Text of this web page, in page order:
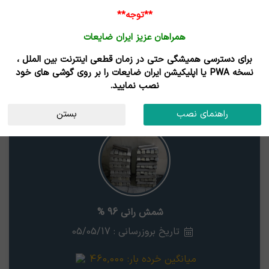
نتایج جستجوی قیمت
استان
شمش رانی 96 %
تاریخ بروزرسانی : 05/05/17
میانگین خرده بار: 460,000
**توجه**
همراهان عزیز ایران ضایعات
برای دسترسی همیشگی حتی در زمان قطعی اینترنت بین الملل ،
نسخه PWA یا اپلیکیشن ایران ضایعات را بر روی گوشی های خود
نصب نمایید.
راهنمای نصب بستن